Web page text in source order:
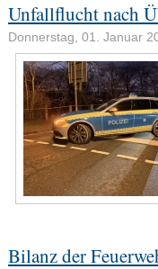
Unfallflucht nach
Donnerstag, 01. Januar
Bilanz der